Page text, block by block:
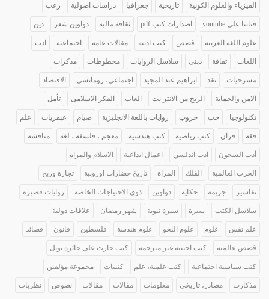
الفيزياء والعلوم الكونية تاريخية جغرافيا دراسات اصولية رعب
قناتنا على youtube اصدارات كتب pdf ثقافة مالية دواوين شعر دين
علوم اللغة العربية قصص كتب ادبية مقالات عامة اجتماعية ادب
اللغات ثقافة دبنى سلاسل الروايات مخطوطات مذكرات
مسرحيات نقد ابراهيم عبد المجيد اجتماعى، رومانسى الاقتصاد
الامن والحماية الربح من الانتر نت العاب الفكر الاسلامى تأمل
تكنولوجيا حب حروب روايات باللغة الانجليزية صيام عبقريات علم
فقه قران كتب رياضية كتب هندسية معجم ، فلسفة ، لغة مناقشة
أدب السجون ادب اندلسي اعمال ابداعية الاسلام والمراه
الحرب العالمية الفلك المراة تاريخ حضارات اوروبية تجارة وربح
تفاسير جريمة حكاية دواوين ذوى الاحتياجات الخاصة روايات قصيرة
سلاسل الكتب سيرة سيرة نبوية شهر رمضان علاقات دولية
علم نفس علوم علوم النحو علوم هندسة فلسطين قانون قصائد
قصص عالمية كتب اجنبية غير مترجمة كتب حازت على جائزة نوبل
كتب سياسية اجتماعية كتب علمية، علم كتيبات مجموعة مؤلفين
مذكارت مصادر، تاريخى معلومات مفالات مقالات نصوص نظريات